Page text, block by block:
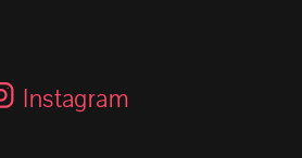
Instagram